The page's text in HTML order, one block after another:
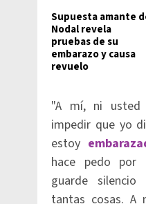
Supuesta amante
Nodal revela
pruebas de su
embarazo y causa
revuelo
"A mí, ni usted
impedir que yo
estoy
hace pedo por
guarde
tantas cosas. A